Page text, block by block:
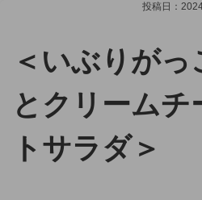
投稿日：
＜いぶりが
とクリームチ
トサラダ＞